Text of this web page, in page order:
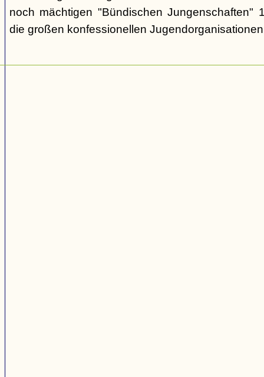
noch mächtigen "Bündischen Jungenschaften"
die großen konfessionellen